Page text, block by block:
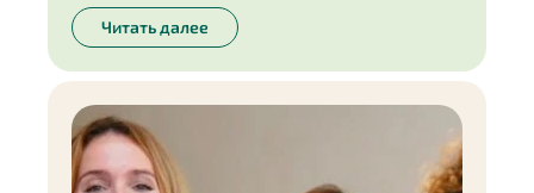
вдохновляет, показывает, что при правильном
подходе это вполне реально.
Читать далее